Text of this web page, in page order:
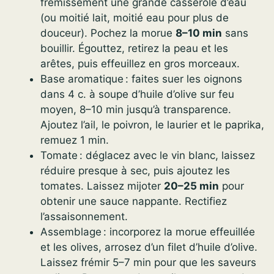
frémissement une grande casserole d’eau
(ou moitié lait, moitié eau pour plus de
douceur). Pochez la morue 8–10 min sans
bouillir. Égouttez, retirez la peau et les
arêtes, puis effeuillez en gros morceaux.
Base aromatique : faites suer les oignons
dans 4 c. à soupe d’huile d’olive sur feu
moyen, 8–10 min jusqu’à transparence.
Ajoutez l’ail, le poivron, le laurier et le paprika,
remuez 1 min.
Tomate : déglacez avec le vin blanc, laissez
réduire presque à sec, puis ajoutez les
tomates. Laissez mijoter 20–25 min pour
obtenir une sauce nappante. Rectifiez
l’assaisonnement.
Assemblage : incorporez la morue effeuillée
et les olives, arrosez d’un filet d’huile d’olive.
Laissez frémir 5–7 min pour que les saveurs